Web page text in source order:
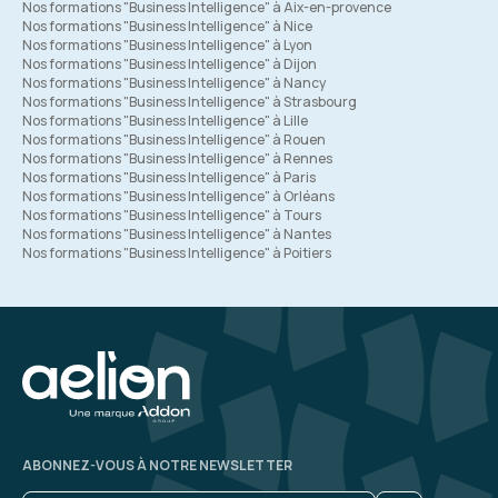
Nos formations "Business Intelligence" à Aix-en-provence
Nos formations "Business Intelligence" à Nice
Nos formations "Business Intelligence" à Lyon
Nos formations "Business Intelligence" à Dijon
Nos formations "Business Intelligence" à Nancy
Nos formations "Business Intelligence" à Strasbourg
Nos formations "Business Intelligence" à Lille
Nos formations "Business Intelligence" à Rouen
Nos formations "Business Intelligence" à Rennes
Nos formations "Business Intelligence" à Paris
Nos formations "Business Intelligence" à Orléans
Nos formations "Business Intelligence" à Tours
Nos formations "Business Intelligence" à Nantes
Nos formations "Business Intelligence" à Poitiers
ABONNEZ-VOUS À NOTRE NEWSLETTER